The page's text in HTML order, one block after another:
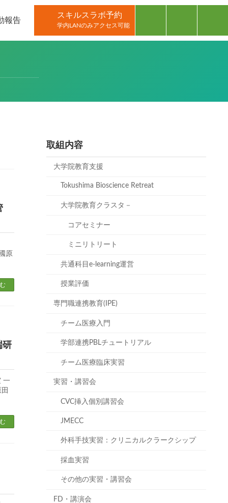
報告
スキルスラボ予約
学内LANのみアクセス可能
原
研
一
取組内容
大学院教育支援
Tokushima Bioscience Retreat
大学院教育クラスタ－
コアセミナー
ミニリトリート
共通科目e-learning運営
授業評価
専門職連携教育(IPE)
チーム医療入門
学部連携PBLチュートリアル
チーム医療臨床実習
実習・講習会
CVC挿入個別講習会
JMECC
外科手技実習：クリニカルクラークシップ
採血実習
その他の実習・講習会
FD・講演会